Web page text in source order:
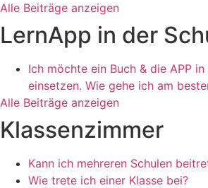
Alle Beiträge anzeigen
LernApp in der
Ich möchte ein Buch & die APP
einsetzen. Wie gehe ich am
Alle Beiträge anzeigen
Klassenzimmer
Kann ich mehreren Schulen
Wie trete ich einer Klasse bei?